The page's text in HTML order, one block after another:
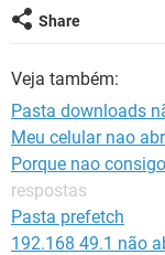
Share
Veja também:
Pasta downloads
Meu celular nao
Porque nao
respostas
Pasta prefetch
192.168 49.1 não